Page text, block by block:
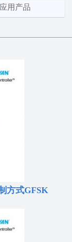
应用产品
方式GFSK